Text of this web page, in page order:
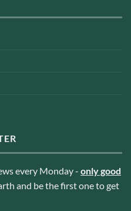
every Monday - only good
and be the first one to get